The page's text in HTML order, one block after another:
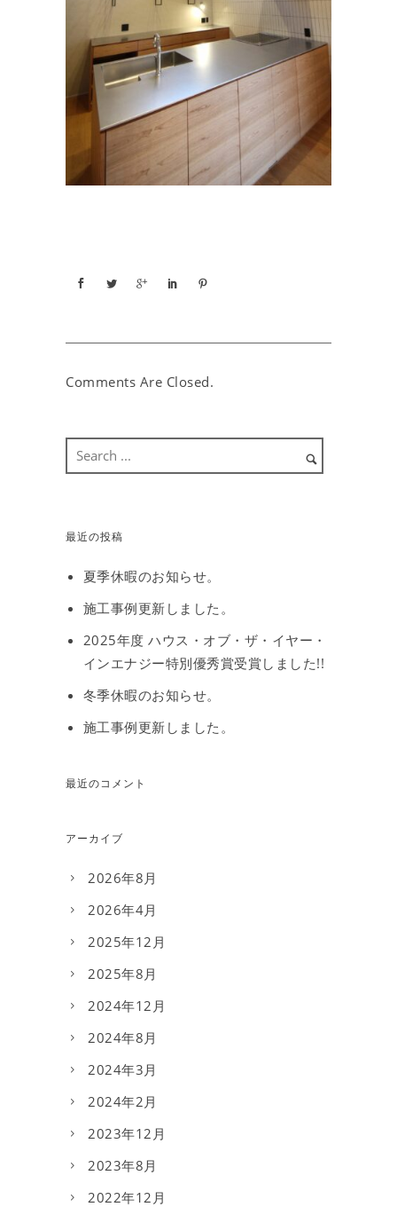
Comments Are Closed.
最近の投稿
夏季休暇のお知らせ。
施工事例更新しました。
2025年度 ハウス・オブ・ザ・イヤー・
インエナジー特別優秀賞受賞しました!!
冬季休暇のお知らせ。
施工事例更新しました。
最近のコメント
アーカイブ
2026年8月
2026年4月
2025年12月
2025年8月
2024年12月
2024年8月
2024年3月
2024年2月
2023年12月
2023年8月
2022年12月